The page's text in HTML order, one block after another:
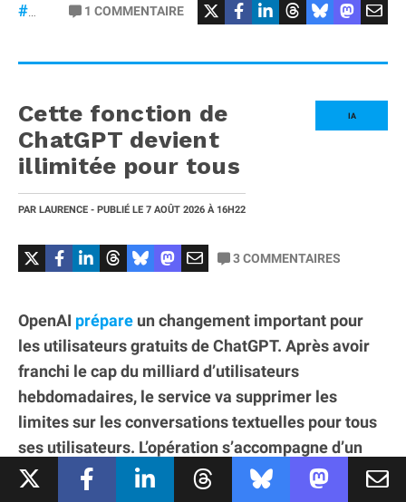
#osmopocket4P
1 COMMENTAIRE
IA
Cette fonction de
ChatGPT devient
illimitée pour tous
PAR LAURENCE - PUBLIÉ LE 7 AOÛT 2026 À 16H22
3COMMENTAIRES
OpenAI prépare un changement important pour
les utilisateurs gratuits de ChatGPT. Après avoir
franchi le cap du milliard d’utilisateurs
hebdomadaires, le service va supprimer les
limites sur les conversations textuelles pour tous
ses utilisateurs. L’opération s’accompagne d’un
changement de modèle avec GPT-5.6 Luna pour